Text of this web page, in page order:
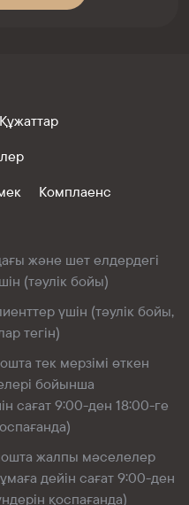
Құжаттар
Комплаенс
және шет елдердегі
(тәулік бойы)
үшін (тәулік бойы,
тегін)
тек мерзімі өткен
бойынша
сағат 9:00-ден 18:00-ге
жалпы мәселелер
дейін сағат 9:00-ден
қоспағанда)